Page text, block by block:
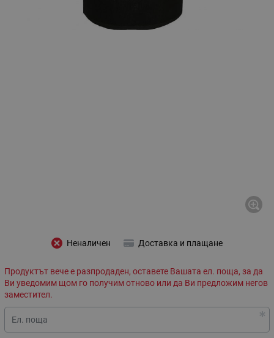
Неналичен Доставка и плащане
Продуктът вече е разпродаден, оставете Вашата ел. поща, за да
Ви уведомим щом го получим отново или да Ви предложим негов
заместител.
Ел. поща